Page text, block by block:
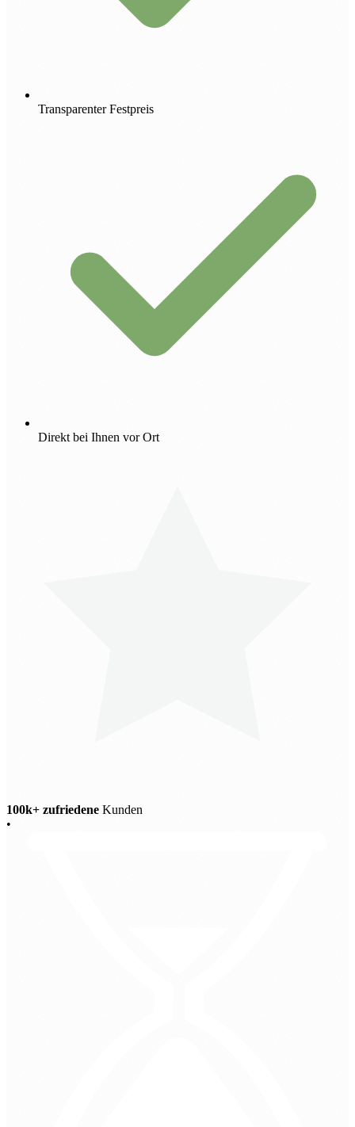
Transparenter Festpreis
Direkt bei Ihnen vor Ort
100k+ zufriedene Kunden
•